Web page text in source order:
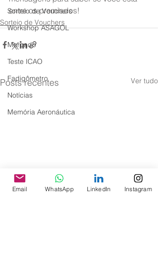
Sorteio de Vouchers
Workshop ASAGOL
Mercado
Teste ICAO
Fadigômetro
Notícias
Memória Aeronáutica
entre os premiados!
Sorteio de Vouchers
Posts recentes Ver tudo
Email WhatsApp LinkedIn Instagram